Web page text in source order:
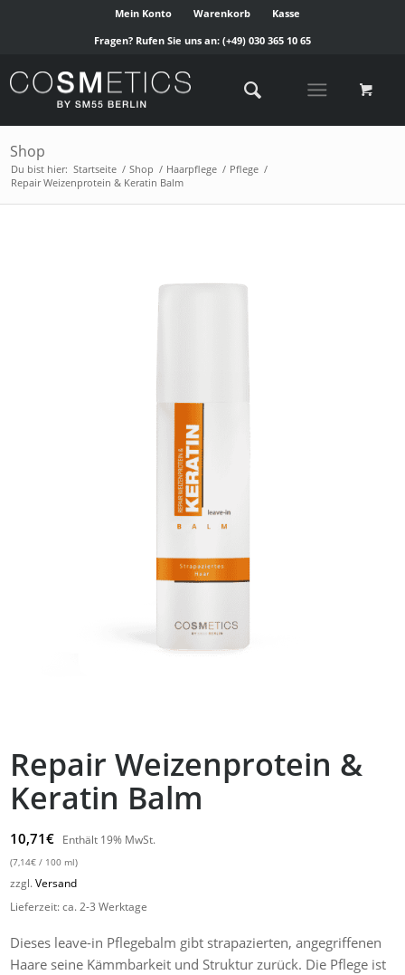
Mein Konto Warenkorb
Kasse
Fragen? Rufen Sie uns an: (+49) 030 365 10 65
Shop
Du bist hier: Startseite / Shop / Haarpflege / Pflege /
Repair Weizenprotein & Keratin Balm
Repair Weizenprotein &
Keratin Balm
10,71€ Enthält 19% MwSt.
(7,14€ / 100 ml)
zzgl.Versand
Lieferzeit: ca. 2-3 Werktage
Dieses leave-in Pflegebalm gibt strapazierten, angegriffenen
Haare seine Kämmbarkeit und Struktur zurück. Die Pflege ist